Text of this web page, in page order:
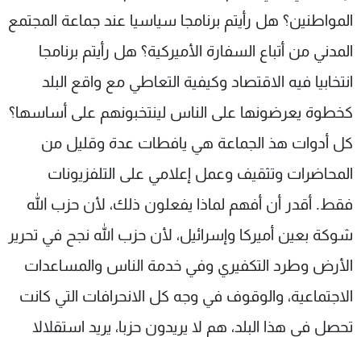
المواطنين؟ هل رأيتم برنامجا سياسيا عند جماعة المجتمع
المدني من أتباع السفارة الأميركية؟ هل رأيتم برنامجا
انتخابيا فيه الاقتصاد وكيفية التعاطي مع واقع البلد
كخطوة يعرضونها على الناس لينتخبونهم على أساسها؟
كل أدوات هذ الجماعة هي يافطات عدة وقليل من
المحاضرات وتثقيف وعمل إعلامي على التلفزيونات
فقط. أقدر أن أفهم لماذا يفعلون ذلك، لأن حزب الله
شوكة بعين أميركا وإسرائيل، لأن حزب الله نجح في تحرير
الأرض وطرد التكفيري وفي خدمة الناس والمساعدات
الاجتماعية، والوقوف في وجه كل الانحرافات التي كانت
تحصل في هذا البلد، هم لا يريدون حزبا، يريد استقلالا